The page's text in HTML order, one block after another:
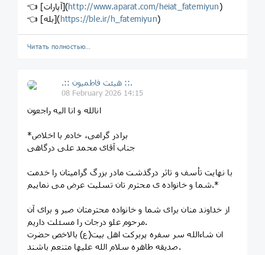
👈 [آپارات](http://www.aparat.com/heiat_fatemiyun)
👈 [بله](https://ble.ir/h_fatemiyun)
Читать полностью…
.:: هیئت فاطمیون ::.
08 February 2026 14:15
انالله و انا الیه راجعون
*برادر گرامی، خادم با اخلاص
جناب آقای محمد علی درگاهی
با نهایت تأسف و تاثر درگذشت مادر بزرگ گرامیتان را خدمت
شما و خانواده ی محترم تان تسلیت عرض می نماییم.*
از خداوند منان برای شما و خانواده محترمتان صبر و برای آن
مرحوم علو درجات را مسئلت داریم.
ان شاءالله سر سفره پربرکت اهل بیت(ع) بالاخص حضرت
صدیقه طاهره سلام الله علیها متنعم باشند.